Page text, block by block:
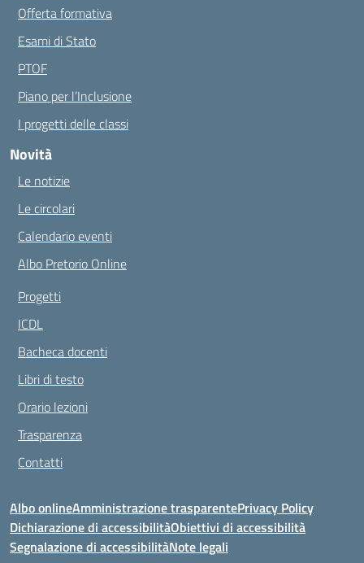
Offerta formativa
Esami di Stato
PTOF
Piano per l’Inclusione
I progetti delle classi
Novità
Le notizie
Le circolari
Calendario eventi
Albo Pretorio Online
Progetti
ICDL
Bacheca docenti
Libri di testo
Orario lezioni
Trasparenza
Contatti
Albo onlineAmministrazione trasparentePrivacy Policy
Dichiarazione di accessibilitàObiettivi di accessibilità
Segnalazione di accessibilitàNote legali